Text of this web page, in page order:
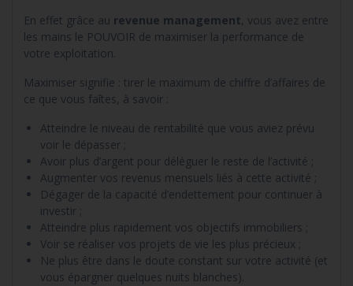
En effet grâce au revenue management, vous avez entre
les mains le POUVOIR de maximiser la performance de
votre exploitation.
Maximiser signifie : tirer le maximum de chiffre d’affaires de
ce que vous faîtes, à savoir :
Atteindre le niveau de rentabilité que vous aviez prévu
voir le dépasser ;
Avoir plus d’argent pour déléguer le reste de l’activité ;
Augmenter vos revenus mensuels liés à cette activité ;
Dégager de la capacité d’endettement pour continuer à
investir ;
Atteindre plus rapidement vos objectifs immobiliers ;
Voir se réaliser vos projets de vie les plus précieux ;
Ne plus être dans le doute constant sur votre activité (et
vous épargner quelques nuits blanches).